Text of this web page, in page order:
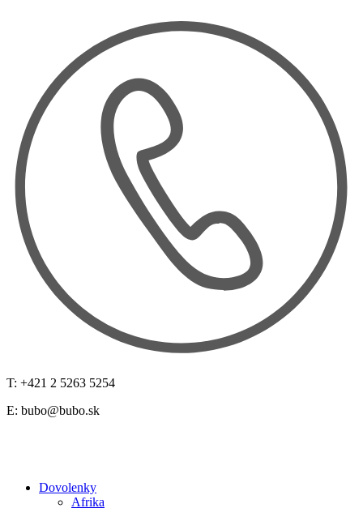
T: +421 2 5263 5254
E: bubo@bubo.sk
Dovolenky
Afrika